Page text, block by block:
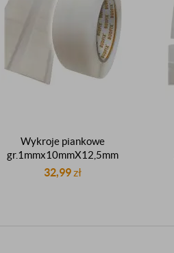
Wykroje piankowe
gr.1mmx10mmX12,5mm
prostokąty kwadraty
32,99zł